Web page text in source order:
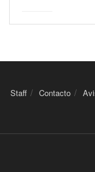
Staff Contacto